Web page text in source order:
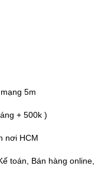
5m
+ 500k )
nơi HCM
toán, Bán hàng online,